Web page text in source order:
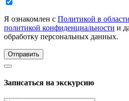
Я ознакомлен с Политикой в
политикой конфиденциальности и
обработку персональных данных.
Отправить
Записаться на экскурсию